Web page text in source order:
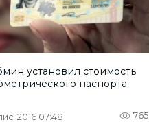
установил стоимость
паспорта
2016 07:48 765